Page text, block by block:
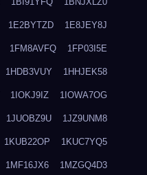
1E2BYTZD 1E8JEY8J
1FM8AVFQ 1FP03I5E
1HDB3VUY 1HHJEK58
1IOKJ9IZ 1IOWA7OG
1JUOBZ9U 1JZ9UNM8
1KUB22OP 1KUC7YQ5
1MF16JX6 1MZGQ4D3